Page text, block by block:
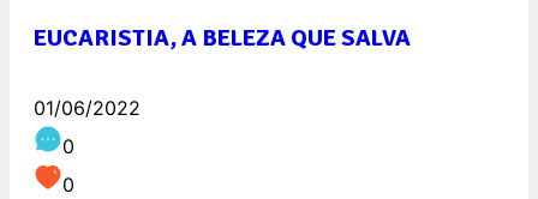
EUCARISTIA, A BELEZA QUE SALVA
01/06/2022
0
0